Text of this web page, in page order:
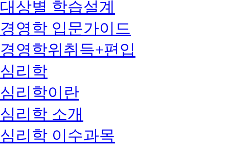
대상별 학습설계
경영학 입문가이드
경영학위취득+편입
심리학
심리학이란
심리학 소개
심리학 이수과목